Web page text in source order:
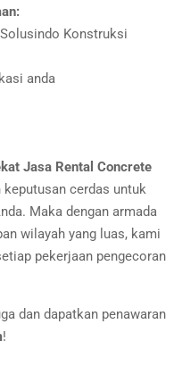
Konstruksi
anda
Jasa Rental Concrete
keputusan cerdas untuk
Maka dengan armada
wilayah yang luas, kami
pekerjaan pengecoran
dan dapatkan penawaran
!